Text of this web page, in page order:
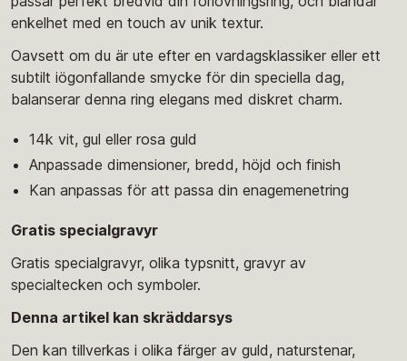
enkelhet med en touch av unik textur.
Oavsett om du är ute efter en vardagsklassiker eller ett
subtilt iögonfallande smycke för din speciella dag,
balanserar denna ring elegans med diskret charm.
14k vit, gul eller rosa guld
Anpassade dimensioner, bredd, höjd och finish
Kan anpassas för att passa din enagemenetring
Gratis specialgravyr
Gratis specialgravyr, olika typsnitt, gravyr av
specialtecken och symboler.
Denna artikel kan skräddarsys
Den kan tillverkas i olika färger av guld, naturstenar,